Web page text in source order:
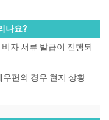
나요?
자 서류 발급이 진행되
우편의 경우 현지 상황